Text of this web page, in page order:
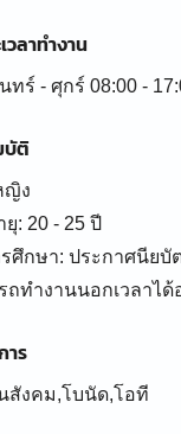
วลาทำงาน
ทร์ - ศุกร์ 08:00 -
ติ
ญิง
ยุ: 20 - 25 ปี
ศึกษา: ประกาศนียบั
ถทำงานนอกเวลาไ
าร
สังคม,โบนัด,โอที